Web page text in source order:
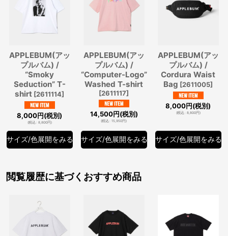
APPLEBUM(アッ
プルバム) /
“Smoky
Seduction” T-
shirt [2611114]
8,000円(税別)
(税込: 8,800円)
サイズ/色展開をみる
APPLEBUM(アッ
プルバム) /
“Computer-Logo”
Washed T-shirt
[2611117]
14,500円(税別)
(税込: 15,950円)
サイズ/色展開をみる
APPLEBUM(アッ
プルバム) /
Cordura Waist
Bag [2611005]
8,000円(税別)
(税込: 8,800円)
サイズ/色展開をみる
閲覧履歴に基づくおすすめ商品